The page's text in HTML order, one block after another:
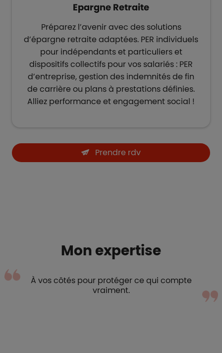
Epargne Retraite​
Préparez l’avenir avec des solutions
d’épargne retraite adaptées. PER individuels
pour indépendants et particuliers et
dispositifs collectifs pour vos salariés : PER
d’entreprise, gestion des indemnités de fin
de carrière ou plans à prestations définies.
Alliez performance et engagement social​ !
Prendre rdv
Mon expertise
À vos côtés pour protéger ce qui compte
vraiment.